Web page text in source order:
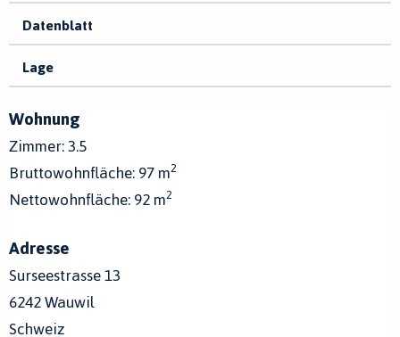
Datenblatt
Lage
Wohnung
Zimmer: 3.5
Bruttowohnfläche: 97 m2
Nettowohnfläche: 92 m2
Adresse
Surseestrasse 13
6242 Wauwil
Schweiz